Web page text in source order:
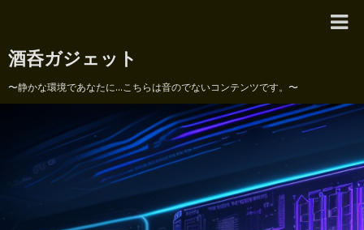
酒呑ガジェット
〜静かな環境であなたに...こちらは音のでないコンテンツです。〜